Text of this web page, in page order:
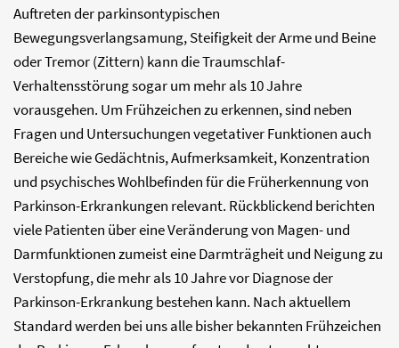
Auftreten der parkinsontypischen
Bewegungsverlangsamung, Steifigkeit der Arme und Beine
oder Tremor (Zittern) kann die Traumschlaf-
Verhaltensstörung sogar um mehr als 10 Jahre
vorausgehen. Um Frühzeichen zu erkennen, sind neben
Fragen und Untersuchungen vegetativer Funktionen auch
Bereiche wie Gedächtnis, Aufmerksamkeit, Konzentration
und psychisches Wohlbefinden für die Früherkennung von
Parkinson-Erkrankungen relevant. Rückblickend berichten
viele Patienten über eine Veränderung von Magen- und
Darmfunktionen zumeist eine Darmträgheit und Neigung zu
Verstopfung, die mehr als 10 Jahre vor Diagnose der
Parkinson-Erkrankung bestehen kann. Nach aktuellem
Standard werden bei uns alle bisher bekannten Frühzeichen